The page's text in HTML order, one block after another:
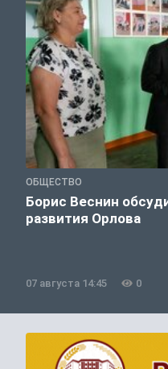
ОБЩЕСТВО
Борис Веснин
развития Орлова
07 августа 14:45 0